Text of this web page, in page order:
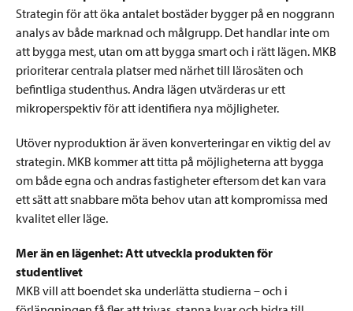
Strategin för att öka antalet bostäder bygger på en noggrann
analys av både marknad och målgrupp. Det handlar inte om
att bygga mest, utan om att bygga smart och i rätt lägen. MKB
prioriterar centrala platser med närhet till lärosäten och
befintliga studenthus. Andra lägen utvärderas ur ett
mikroperspektiv för att identifiera nya möjligheter.
Utöver nyproduktion är även konverteringar en viktig del av
strategin. MKB kommer att titta på möjligheterna att bygga
om både egna och andras fastigheter eftersom det kan vara
ett sätt att snabbare möta behov utan att kompromissa med
kvalitet eller läge.
Mer än en lägenhet: Att utveckla produkten för
studentlivet
MKB vill att boendet ska underlätta studierna – och i